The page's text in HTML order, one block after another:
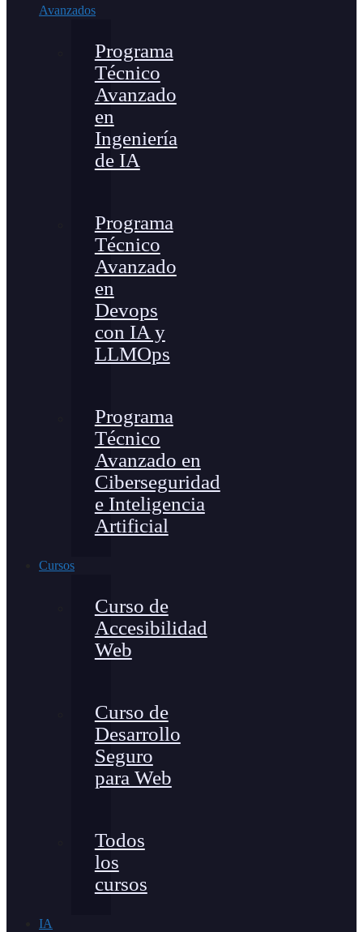
Avanzados
Programa
Técnico
Avanzado
en
Ingeniería
de IA
Programa
Técnico
Avanzado
en
Devops
con IA y
LLMOps
Programa
Técnico
Avanzado en
Ciberseguridad
e Inteligencia
Artificial
Cursos
Curso de
Accesibilidad
Web
Curso de
Desarrollo
Seguro
para Web
Todos
los
cursos
IA